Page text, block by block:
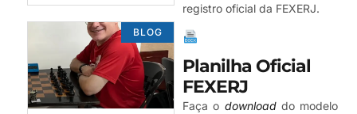
BLOG
registro oficial da FEXERJ.
Planilha Oficial
FEXERJ
Faça o downloaddo modelo